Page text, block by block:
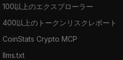
100以上のエクスプローラー
400以上のトークンリスクレポート
CoinStats Crypto MCP
llms.txt